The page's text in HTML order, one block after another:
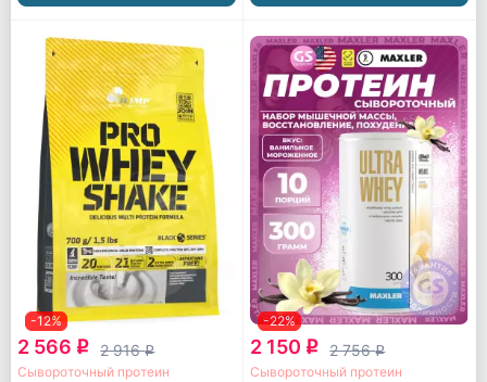
-12%
2 566 q 2 916q
Сывороточный протеин
-22%
2 150 q 2 756q
Сывороточный протеин